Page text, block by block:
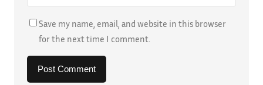
Save my name, email, and website in this browser
for the next time I comment.